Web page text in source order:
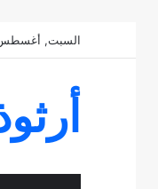
السبت, أغسطس 8